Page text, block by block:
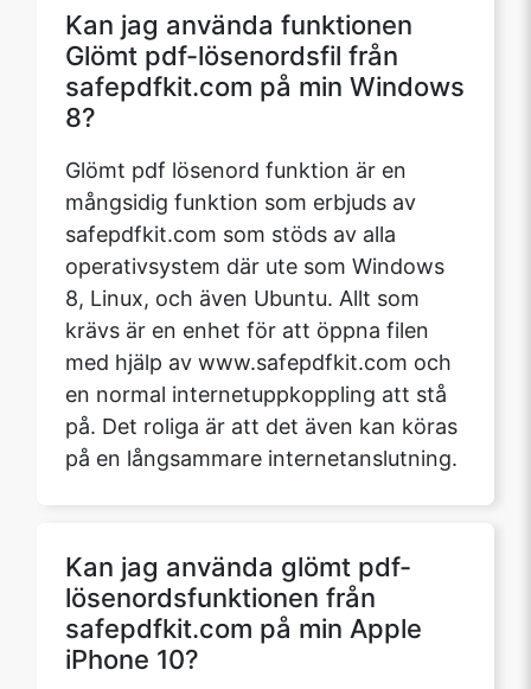
Kan jag använda funktionen
Glömt pdf-lösenordsfil från
safepdfkit.com på min Windows
8?
Glömt pdf lösenord funktion är en
mångsidig funktion som erbjuds av
safepdfkit.com som stöds av alla
operativsystem där ute som Windows
8, Linux, och även Ubuntu. Allt som
krävs är en enhet för att öppna filen
med hjälp av www.safepdfkit.com och
en normal internetuppkoppling att stå
på. Det roliga är att det även kan köras
på en långsammare internetanslutning.
Kan jag använda glömt pdf-
lösenordsfunktionen från
safepdfkit.com på min Apple
iPhone 10?